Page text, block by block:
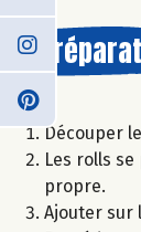
Découper
Les rolls
propre.
Ajouter sur